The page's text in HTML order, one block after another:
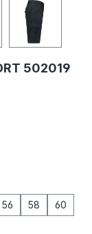
502019
56 58
60